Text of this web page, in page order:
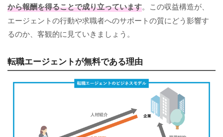
から報酬を得ることで成り立っています。この収益構造が、
エージェントの行動や求職者へのサポートの質にどう影響す
るのか、客観的に見ていきましょう。
転職エージェントが無料である理由